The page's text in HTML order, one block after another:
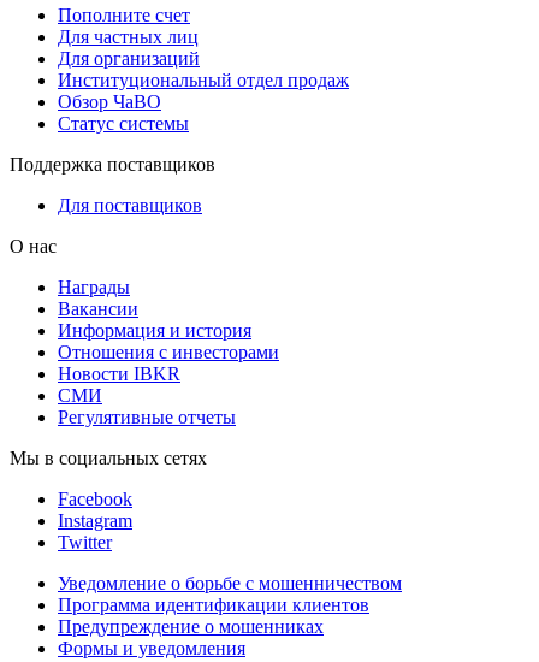
Пополните счет
Для частных лиц
Для организаций
Институциональный отдел продаж
Обзор ЧаВО
Статус системы
Поддержка поставщиков
Для поставщиков
О нас
Награды
Вакансии
Информация и история
Отношения с инвесторами
Новости IBKR
СМИ
Регулятивные отчеты
Мы в социальных сетях
Facebook
Instagram
Twitter
Уведомление о борьбе с мошенничеством
Программа идентификации клиентов
Предупреждение о мошенниках
Формы и уведомления